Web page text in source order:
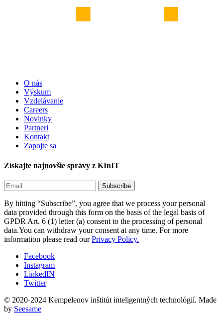
O nás
Výskum
Vzdelávanie
Careers
Novinky
Partneri
Kontakt
Zapojte sa
Získajte najnovšie správy z KInIT
By hitting “Subscribe”, you agree that we process your personal
data provided through this form on the basis of the legal basis of
GPDR Art. 6 (1) letter (a) consent to the processing of personal
data.You can withdraw your consent at any time. For more
information please read ourPrivacy Policy.
Facebook
Instagram
LinkedIN
Twitter
© 2020-2024 Kempelenov inštitút inteligentných technológií. Made
by Seesame